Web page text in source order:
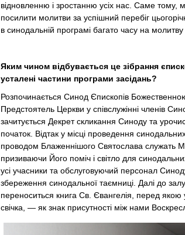
відновленню і зростанню усіх нас. Саме
посилити молитви за успішний перебіг
в синодальній програмі багато часу на молитву
Яким чином відбувається це зібрання
усталені частини програми засідань?
Розпочинається Синод Єпископів
Предстоятель Церкви у співслужінні членів
зачитується Декрет скликання Синоду та
початок. Відтак у місці проведення
проводом Блаженнішого Святослава служать
призиваючи Його поміч і світло для
усі учасники та обслуговуючий персонал
збереження синодальної таємниці. Далі до
переноситься книга Св. Євангелія, перед якою
свічка, — як знак присутності між нами